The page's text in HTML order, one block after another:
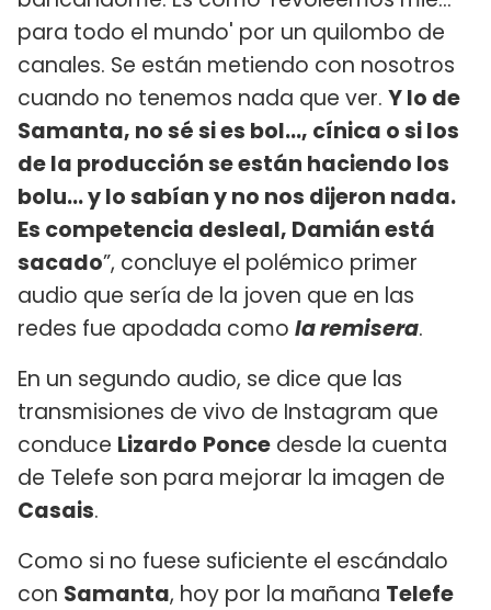
para todo el mundo' por un quilombo de
canales. Se están metiendo con nosotros
cuando no tenemos nada que ver. Y lo de
Samanta, no sé si es bol..., cínica o si los
de la producción se están haciendo los
bolu... y lo sabían y no nos dijeron nada.
Es competencia desleal, Damián está
sacado”, concluye el polémico primer
audio que sería de la joven que en las
redes fue apodada como la remisera.
En un segundo audio, se dice que las
transmisiones de vivo de Instagram que
conduce Lizardo Ponce desde la cuenta
de Telefe son para mejorar la imagen de
Casais.
Como si no fuese suficiente el escándalo
con Samanta, hoy por la mañana Telefe